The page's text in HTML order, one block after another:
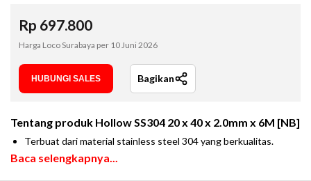
Rp 697.800
Harga Loco Surabaya per 10 Juni 2026
HUBUNGI SALES Bagikan
Tentang produk Hollow SS304 20 x 40 x 2.0mm x 6M [NB]
Terbuat dari material stainless steel 304 yang berkualitas.
Baca selengkapnya...